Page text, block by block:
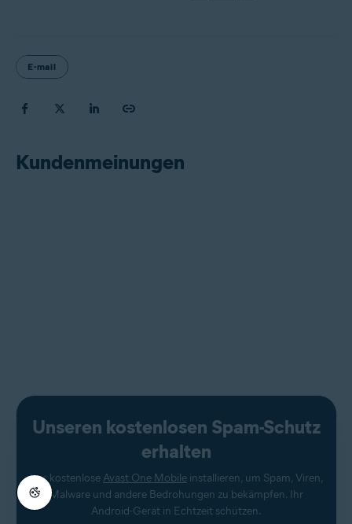
E-mail
Kundenmeinungen
Unseren kostenlosen Spam-Schutz
erhalten
Das kostenlose Avast One Mobile installieren, um Spam, Viren,
Malware und andere Bedrohungen zu bekämpfen. Ihr
Android-Gerät in Echtzeit schützen.